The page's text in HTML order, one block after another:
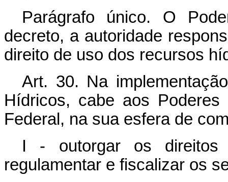
Parágrafo único. O
decreto, a autoridade
direito de uso dos recursos
Art. 30. Na
Hídricos, cabe aos
Federal, na sua esfera de
I - outorgar os
regulamentar e fiscalizar os